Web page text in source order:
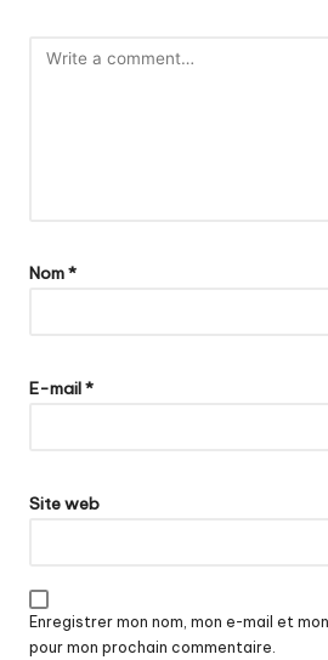
Nom*
E-mail*
Site web
Enregistrer mon nom, mon e-mail et
pour mon prochain commentaire.